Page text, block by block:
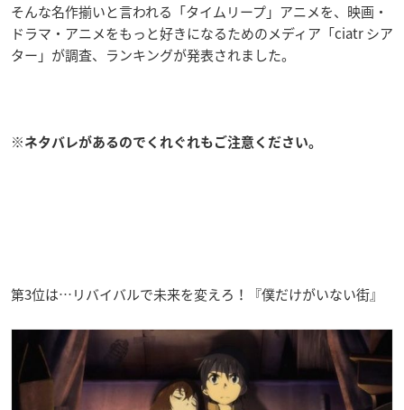
そんな名作揃いと言われる「タイムリープ」アニメを、映画・
ドラマ・アニメをもっと好きになるためのメディア「ciatr シア
ター」が調査、ランキングが発表されました。
※ネタバレがあるのでくれぐれもご注意ください。
第3位は…リバイバルで未来を変えろ！『僕だけがいない街』